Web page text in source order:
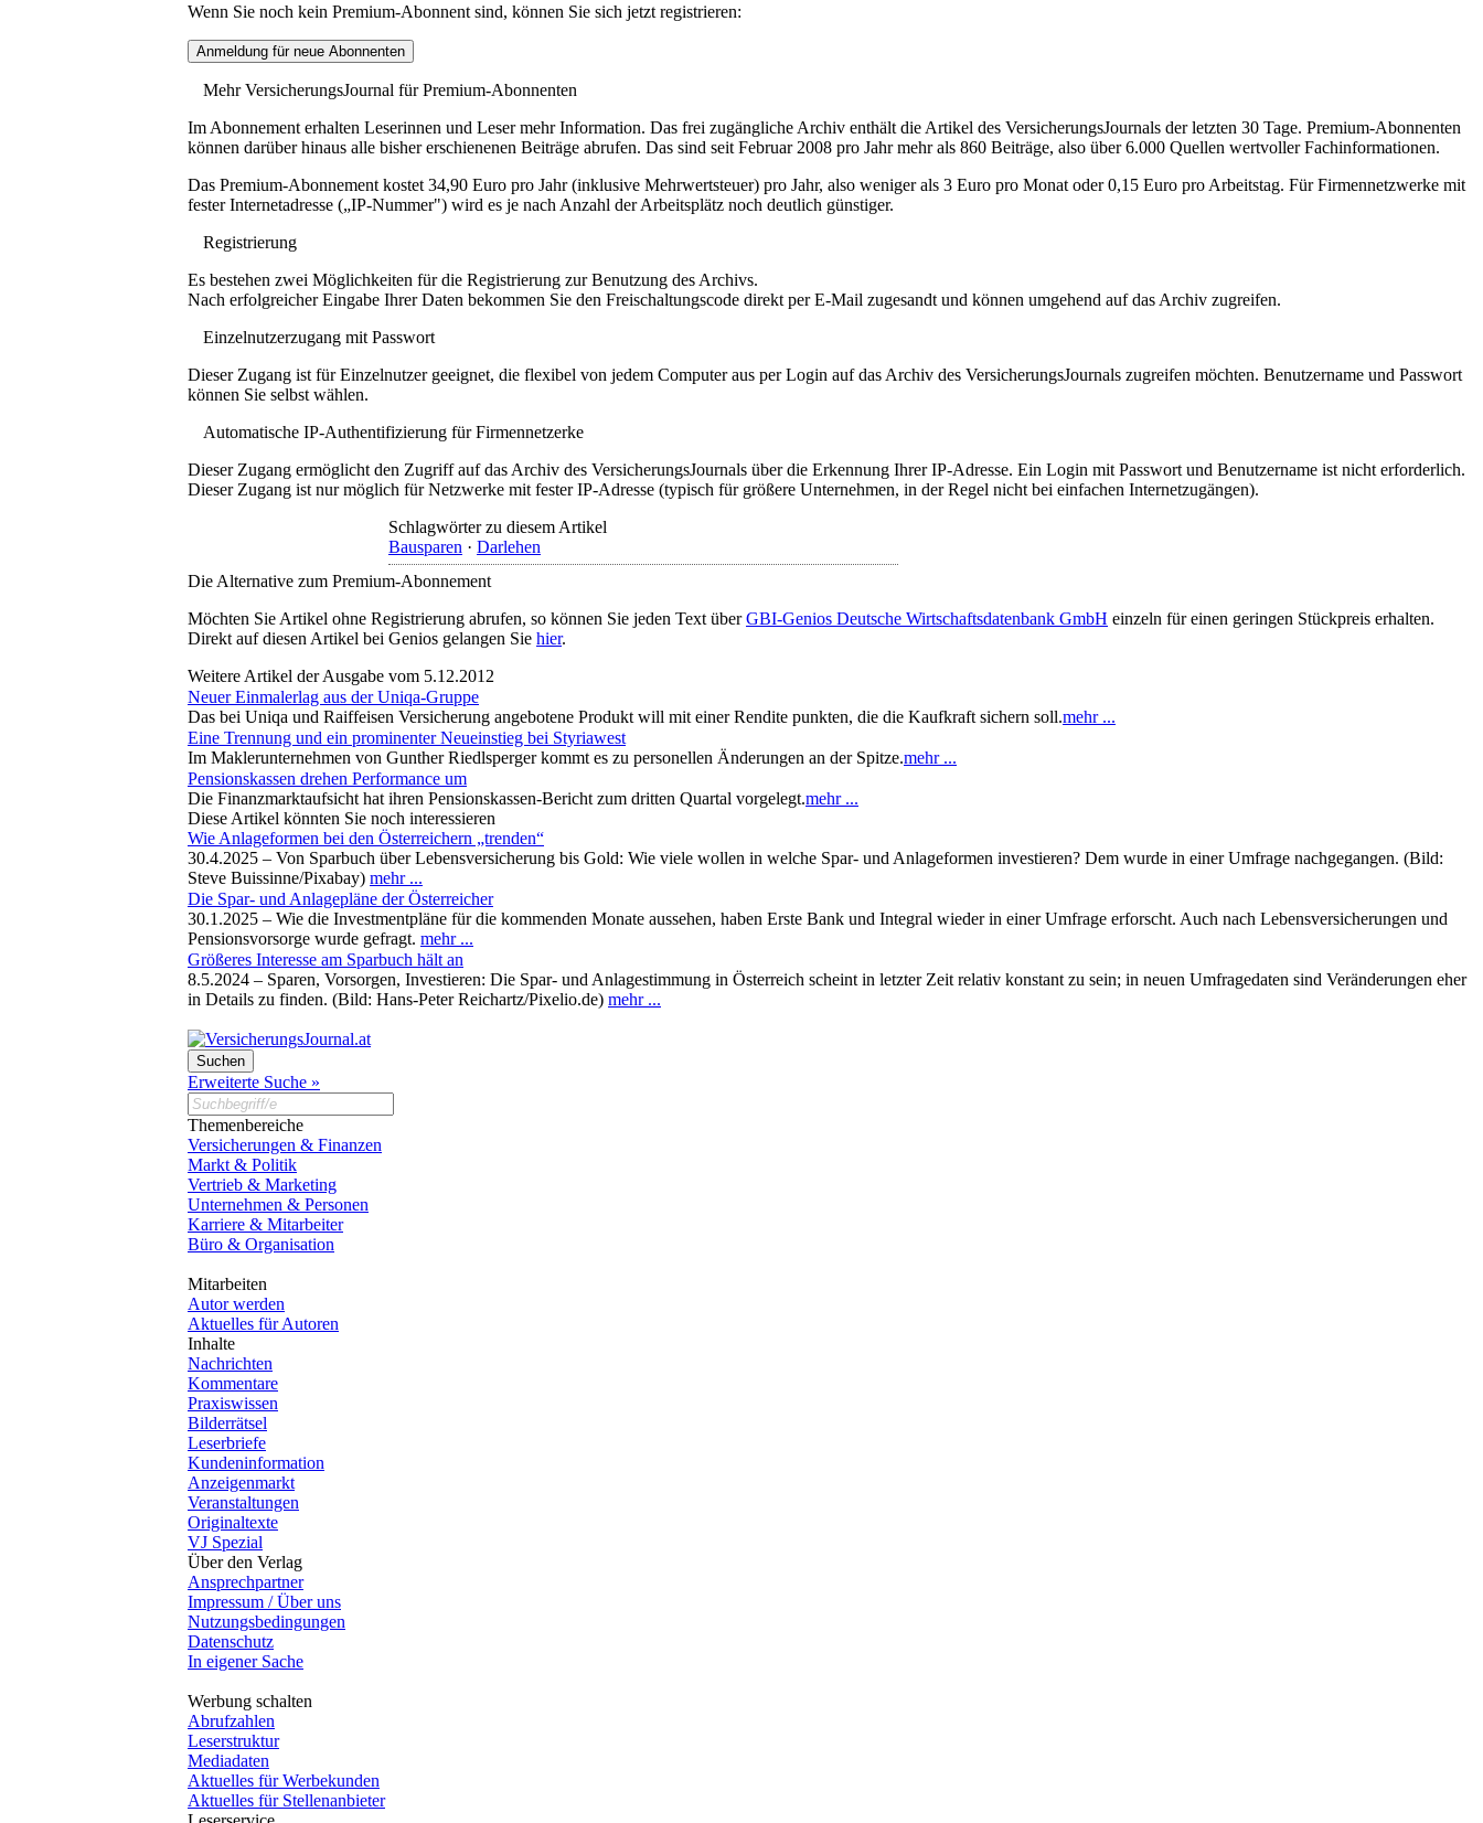
Wenn Sie noch kein Premium-Abonnent sind, können Sie sich jetzt registrieren:
Mehr VersicherungsJournal für Premium-Abonnenten
Im Abonnement erhalten Leserinnen und Leser mehr Information. Das frei zugängliche Archiv enthält die Artikel des VersicherungsJournals der letzten 30 Tage. Premium-Abonnenten
können darüber hinaus alle bisher erschienenen Beiträge abrufen. Das sind seit Februar 2008 pro Jahr mehr als 860 Beiträge, also über 6.000 Quellen wertvoller Fachinformationen.
Das Premium-Abonnement kostet 34,90 Euro pro Jahr (inklusive Mehrwertsteuer) pro Jahr, also weniger als 3 Euro pro Monat oder 0,15 Euro pro Arbeitstag. Für Firmennetzwerke mit
fester Internetadresse („IP-Nummer") wird es je nach Anzahl der Arbeitsplätz noch deutlich günstiger.
Registrierung
Es bestehen zwei Möglichkeiten für die Registrierung zur Benutzung des Archivs.
Nach erfolgreicher Eingabe Ihrer Daten bekommen Sie den Freischaltungscode direkt per E-Mail zugesandt und können umgehend auf das Archiv zugreifen.
Einzelnutzerzugang mit Passwort
Dieser Zugang ist für Einzelnutzer geeignet, die flexibel von jedem Computer aus per Login auf das Archiv des VersicherungsJournals zugreifen möchten. Benutzername und Passwort
können Sie selbst wählen.
Automatische IP-Authentifizierung für Firmennetzerke
Dieser Zugang ermöglicht den Zugriff auf das Archiv des VersicherungsJournals über die Erkennung Ihrer IP-Adresse. Ein Login mit Passwort und Benutzername ist nicht erforderlich.
Dieser Zugang ist nur möglich für Netzwerke mit fester IP-Adresse (typisch für größere Unternehmen, in der Regel nicht bei einfachen Internetzugängen).
Schlagwörter zu diesem Artikel
Bausparen · Darlehen
Die Alternative zum Premium-Abonnement
Möchten Sie Artikel ohne Registrierung abrufen, so können Sie jeden Text überGBI-Genios Deutsche Wirtschaftsdatenbank GmbH einzeln für einen geringen Stückpreis erhalten.
Direkt auf diesen Artikel bei Genios gelangen Sie hier.
Weitere Artikel der Ausgabe vom 5.12.2012
Neuer Einmalerlag aus der Uniqa-Gruppe
Das bei Uniqa und Raiffeisen Versicherung angebotene Produkt will mit einer Rendite punkten, die die Kaufkraft sichern soll.mehr ...
Eine Trennung und ein prominenter Neueinstieg bei Styriawest
Im Maklerunternehmen von Gunther Riedlsperger kommt es zu personellen Änderungen an der Spitze.mehr ...
Pensionskassen drehen Performance um
Die Finanzmarktaufsicht hat ihren Pensionskassen-Bericht zum dritten Quartal vorgelegt.mehr ...
Diese Artikel könnten Sie noch interessieren
Wie Anlageformen bei den Österreichern „trenden“
30.4.2025 – Von Sparbuch über Lebensversicherung bis Gold: Wie viele wollen in welche Spar- und Anlageformen investieren? Dem wurde in einer Umfrage nachgegangen. (Bild:
Steve Buissinne/Pixabay) mehr ...
Die Spar- und Anlagepläne der Österreicher
30.1.2025 – Wie die Investmentpläne für die kommenden Monate aussehen, haben Erste Bank und Integral wieder in einer Umfrage erforscht. Auch nach Lebensversicherungen und
Pensionsvorsorge wurde gefragt. mehr ...
Größeres Interesse am Sparbuch hält an
8.5.2024 – Sparen, Vorsorgen, Investieren: Die Spar- und Anlagestimmung in Österreich scheint in letzter Zeit relativ konstant zu sein; in neuen Umfragedaten sind Veränderungen eher
in Details zu finden. (Bild: Hans-Peter Reichartz/Pixelio.de) mehr ...
Erweiterte Suche »
Themenbereiche
Versicherungen & Finanzen
Markt & Politik
Vertrieb & Marketing
Unternehmen & Personen
Karriere & Mitarbeiter
Büro & Organisation
Mitarbeiten
Autor werden
Aktuelles für Autoren
Inhalte
Nachrichten
Kommentare
Praxiswissen
Bilderrätsel
Leserbriefe
Kundeninformation
Anzeigenmarkt
Veranstaltungen
Originaltexte
VJ Spezial
Über den Verlag
Ansprechpartner
Impressum / Über uns
Nutzungsbedingungen
Datenschutz
In eigener Sache
Werbung schalten
Abrufzahlen
Leserstruktur
Mediadaten
Aktuelles für Werbekunden
Aktuelles für Stellenanbieter